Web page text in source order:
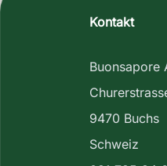
Kontakt
Buonsapore
9470 Buchs
Schweiz